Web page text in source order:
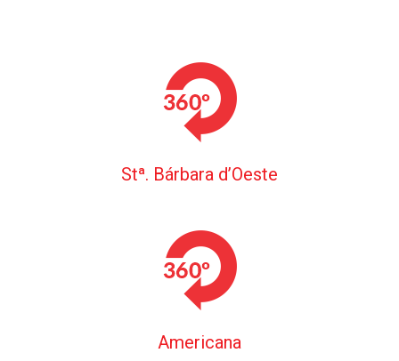
Stª. Bárbara d’Oeste
Americana